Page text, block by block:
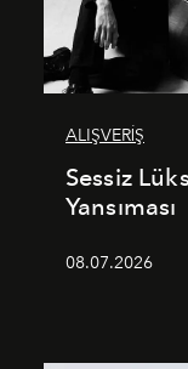
ALIŞVERİŞ
Sessiz
Yansıması
08.07.2026